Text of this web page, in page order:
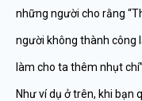
những người cho rằng
người không thành công
làm cho ta thêm nhụt chí”.
Như ví dụ ở trên, khi bạn